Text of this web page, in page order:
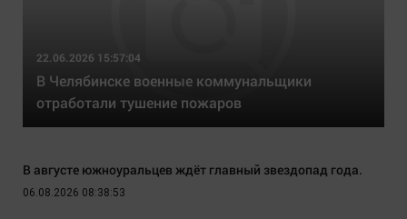
22.06.2026 15:57:04
В Челябинске военные коммунальщики
отработали тушение пожаров
В августе южноуральцев ждёт главный звездопад года.
06.08.2026 08:38:53